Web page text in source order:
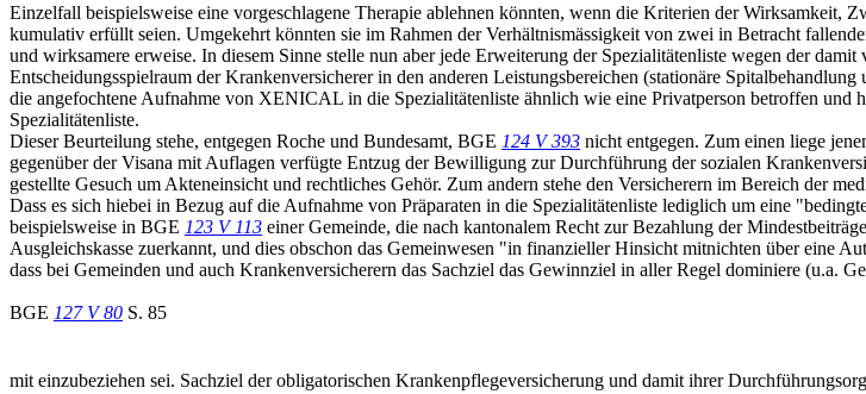
Einzelfall beispielsweise eine vorgeschlagene Therapie ablehnen könnten, wenn die Kriterien der Wirksamkeit,
kumulativ erfüllt seien. Umgekehrt könnten sie im Rahmen der Verhältnismässigkeit von zwei in Betracht
und wirksamere erweise. In diesem Sinne stelle nun aber jede Erweiterung der Spezialitätenliste wegen der
Entscheidungsspielraum der Krankenversicherer in den anderen Leistungsbereichen (stationäre
die angefochtene Aufnahme von XENICAL in die Spezialitätenliste ähnlich wie eine Privatperson betroffen und
Spezialitätenliste.
Dieser Beurteilung stehe, entgegen Roche und Bundesamt, BGE 124 V 393 nicht entgegen. Zum einen liege
gegenüber der Visana mit Auflagen verfügte Entzug der Bewilligung zur Durchführung der sozialen
gestellte Gesuch um Akteneinsicht und rechtliches Gehör. Zum andern stehe den Versicherern im Bereich der
Dass es sich hiebei in Bezug auf die Aufnahme von Präparaten in die Spezialitätenliste lediglich um eine
beispielsweise in BGE 123 V 113 einer Gemeinde, die nach kantonalem Recht zur Bezahlung der
Ausgleichskasse zuerkannt, und dies obschon das Gemeinwesen "in finanzieller Hinsicht mitnichten über eine
dass bei Gemeinden und auch Krankenversicherern das Sachziel das Gewinnziel in aller Regel dominiere (u.a.
BGE 127 V 80 S. 85
mit einzubeziehen sei. Sachziel der obligatorischen Krankenpflegeversicherung und damit ihrer